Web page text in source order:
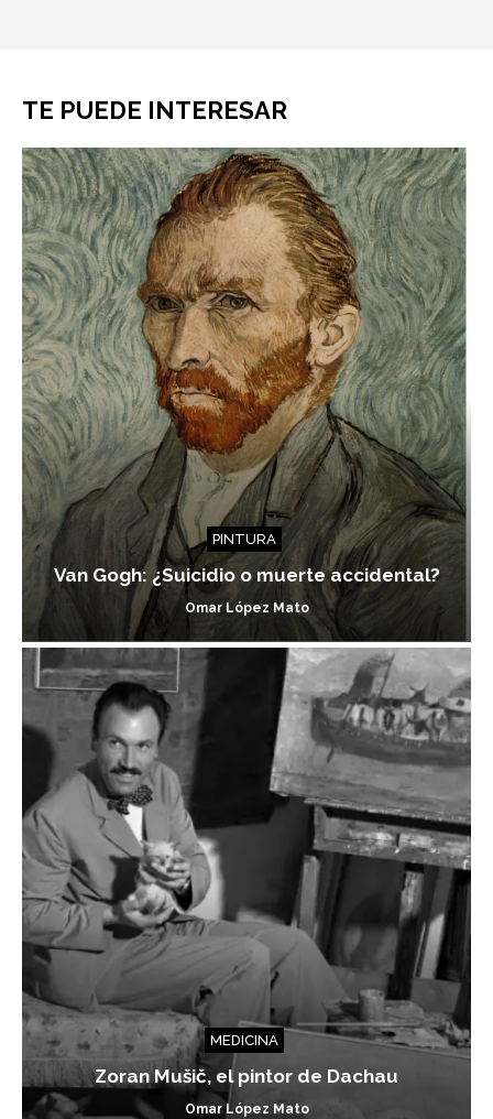
TE PUEDE INTERESAR
PINTURA
Van Gogh: ¿Suicidio o muerte accidental?
Omar López Mato
MEDICINA
Zoran Mušič, el pintor de Dachau
Omar López Mato